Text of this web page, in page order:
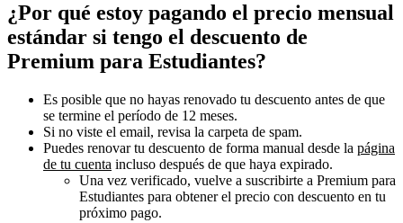
¿Por qué estoy pagando el precio mensual
estándar si tengo el descuento de
Premium para Estudiantes?
Es posible que no hayas renovado tu descuento antes de que
se termine el período de 12 meses.
Si no viste el email, revisa la carpeta de spam.
Puedes renovar tu descuento de forma manual desde la página
de tu cuenta incluso después de que haya expirado.
Una vez verificado, vuelve a suscribirte a Premium para
Estudiantes para obtener el precio con descuento en tu
próximo pago.